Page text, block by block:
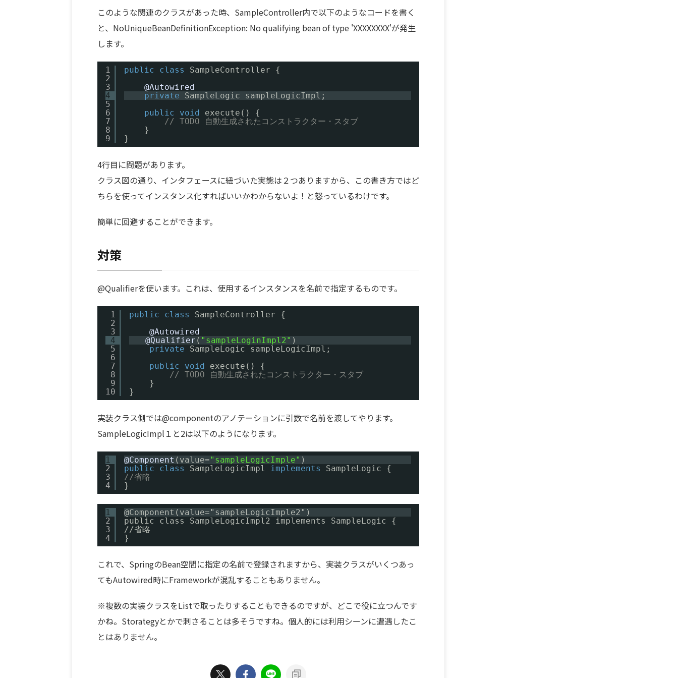
このような関連のクラスがあった時、SampleController内で以下のようなコードを書く
と、NoUniqueBeanDefinitionException: No qualifying bean of type 'XXXXXXXX'が発生
します。
1
2
3
4
5
6
7
8
9
public class
SampleController {
@Autowired
private
SampleLogic sampleLogicImpl;
public
void
execute() {
// TODO 自動生成されたコンストラクター・スタブ
}
}
4行目に問題があります。
クラス図の通り、インタフェースに紐づいた実態は２つありますから、この書き方ではど
ちらを使ってインスタンス化すればいいかわからないよ！と怒っているわけです。
簡単に回避することができます。
対策
@Qualifierを使います。これは、使用するインスタンスを名前で指定するものです。
1
2
3
4
5
6
7
8
9
10
public class
SampleController {
@Autowired
@Qualifier ( "sampleLoginImpl2" )
private
SampleLogic sampleLogicImpl;
public
void
execute() {
// TODO 自動生成されたコンストラクター・スタブ
}
}
実装クラス側では@componentのアノテーションに引数で名前を渡してやります。
SampleLogicImpl１と2は以下のようになります。
1
2
3
4
@Component (value="sampleLogicImple" )
public
class SampleLogicImpl implements
SampleLogic {
//省略
}
1
2
3
4
@Component(value="sampleLogicImple2")
public class SampleLogicImpl2 implements SampleLogic {
//省略
}
これで、SpringのBean空間に指定の名前で登録されますから、実装クラスがいくつあっ
てもAutowired時にFrameworkが混乱することもありません。
※複数の実装クラスをListで取ったりすることもできるのですが、どこで役に立つんです
かね。Storategyとかで刺さることは多そうですね。個人的には利用シーンに遭遇したこ
とはありません。